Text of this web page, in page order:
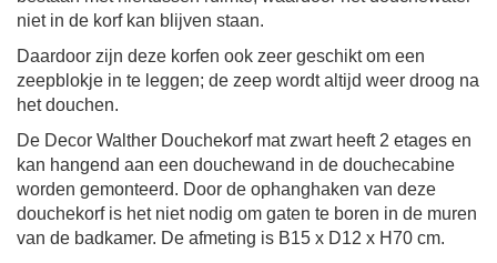
niet in de korf kan blijven staan.
Daardoor zijn deze korfen ook zeer geschikt om een
zeepblokje in te leggen; de zeep wordt altijd weer droog na
het douchen.
De Decor Walther Douchekorf mat zwartheeft 2 etages en
kan hangend aan een douchewand in de douchecabine
worden gemonteerd. Door de ophanghaken van deze
douchekorf is het niet nodig om gaten te boren in de muren
van de badkamer. De afmeting is B15 x D12 x H70 cm.